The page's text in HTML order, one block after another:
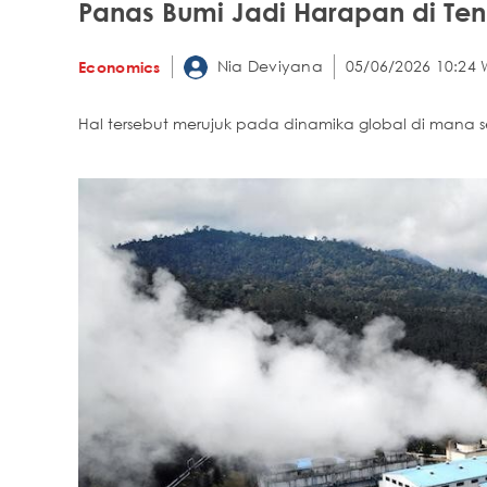
Panas Bumi Jadi Harapan di
Economics Nia Deviyana 05/06/2026 10:24
Hal tersebut merujuk pada dinamika global di mana